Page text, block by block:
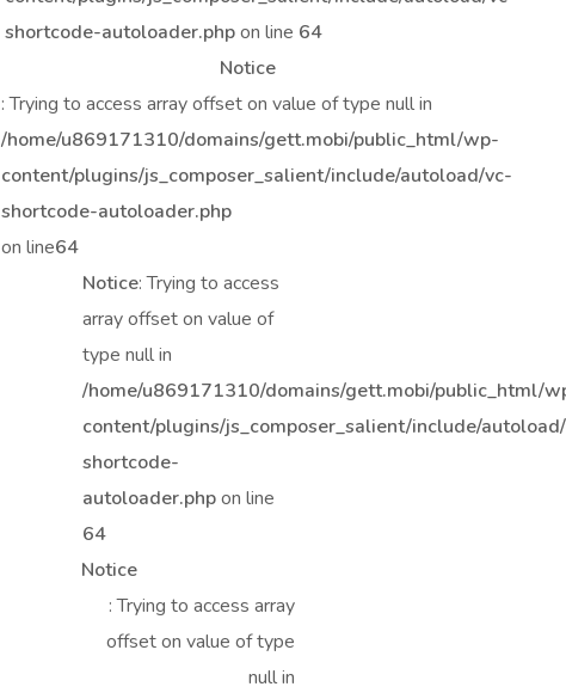
shortcode-autoloader.phpon line 64
Notice
: Trying to access array offset on value of type null in
/home/u869171310/domains/gett.mobi/public_html/wp-
content/plugins/js_composer_salient/include/autoload/vc-
shortcode-autoloader.php
on line64
Notice: Trying to access
array offset on value of
type null in
/home/u869171310/domains/gett.mobi/public_html/
content/plugins/js_composer_salient/include/
shortcode-
autoloader.phpon line
64
Notice
: Trying to access array
offset on value of type
null in